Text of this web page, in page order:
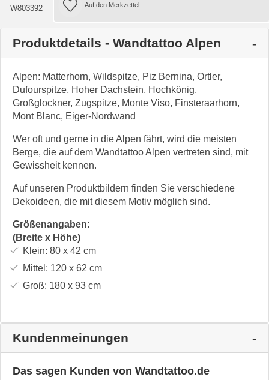
W803392
Produktdetails - Wandtattoo Alpen
Alpen: Matterhorn, Wildspitze, Piz Bernina, Ortler,
Dufourspitze, Hoher Dachstein, Hochkönig,
Großglockner, Zugspitze, Monte Viso, Finsteraarhorn,
Mont Blanc, Eiger-Nordwand
Wer oft und gerne in die Alpen fährt, wird die meisten
Berge, die auf dem Wandtattoo Alpen vertreten sind, mit
Gewissheit kennen.
Auf unseren Produktbildern finden Sie verschiedene
Dekoideen, die mit diesem Motiv möglich sind.
Größenangaben:
(Breite x Höhe)
Klein: 80 x 42 cm
Mittel: 120 x 62 cm
Groß: 180 x 93cm
Kundenmeinungen
Das sagen Kunden von Wandtattoo.de